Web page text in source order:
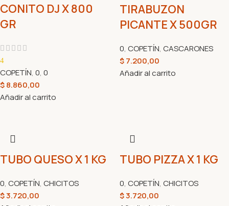
CONITO DJ X 800
GR
4
COPETÍN, 0, 0
$8.860,00
Añadir al carrito
TIRABUZON
PICANTE X 500GR
0, COPETÍN, CASCARONES
$7.200,00
Añadir al carrito
TUBO QUESO X 1 KG
0, COPETÍN, CHICITOS
$3.720,00
TUBO PIZZA X 1 KG
0, COPETÍN, CHICITOS
$3.720,00